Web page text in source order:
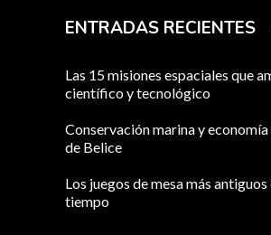
ENTRADAS RECIENTES
Las 15 misiones espaciales que
científico y tecnológico
Conservación marina y
de Belice
Los juegos de mesa más
tiempo